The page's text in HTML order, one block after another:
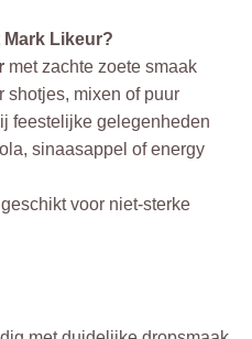
Mark Likeur?
met zachte zoete smaak
shotjes, mixen of puur
feestelijke gelegenheden
sinaasappel of energy
voor niet-sterke